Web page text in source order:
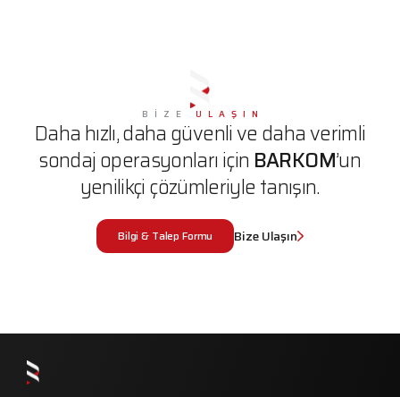
BİZE ULAŞIN
Daha hızlı, daha güvenli ve daha verimli
sondaj operasyonları için BARKOM’un
yenilikçi çözümleriyle tanışın.
Bilgi & Talep Formu Bize Ulaşın